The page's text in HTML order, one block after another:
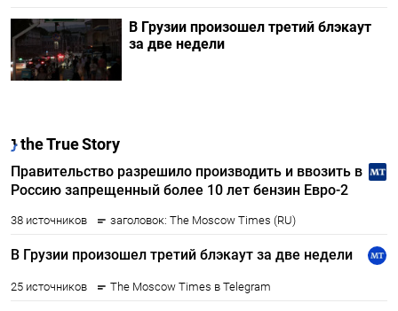
В Грузии произошел третий блэкаут
за две недели